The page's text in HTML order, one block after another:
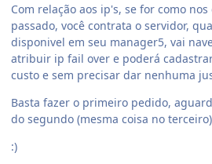
Com relação aos ip's, se for como
passado, você contrata o servidor,
disponivel em seu manager5, vai
atribuir ip fail over e poderá
custo e sem precisar dar nenhuma
Basta fazer o primeiro pedido,
do segundo (mesma coisa no terceiro)
:)